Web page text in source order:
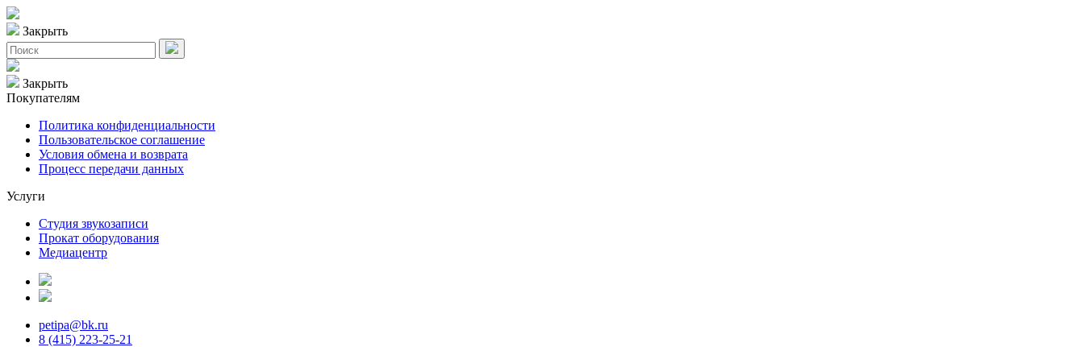
Закрыть
Закрыть
Покупателям
Политика конфиденциальности
Пользовательское соглашение
Условия обмена и возврата
Процесс передачи данных
Услуги
Студия звукозаписи
Прокат оборудования
Медиацентр
petipa@bk.ru
8 (415) 223-25-21